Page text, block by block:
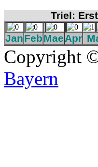
Triel:
JanFebMaeApr
Copyright
Bayern